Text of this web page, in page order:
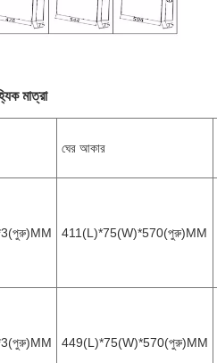
মাত্রা
ঘের আকার
411(L)*75(W)*570(পুরু)MM
449(L)*75(W)*570(পুরু)MM